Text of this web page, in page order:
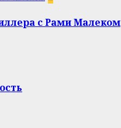
с Рами Малеком